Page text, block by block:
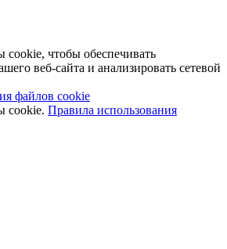
чтобы обеспечивать
веб-сайта и анализировать сетевой
файлов cookie
cookie. Правила использования